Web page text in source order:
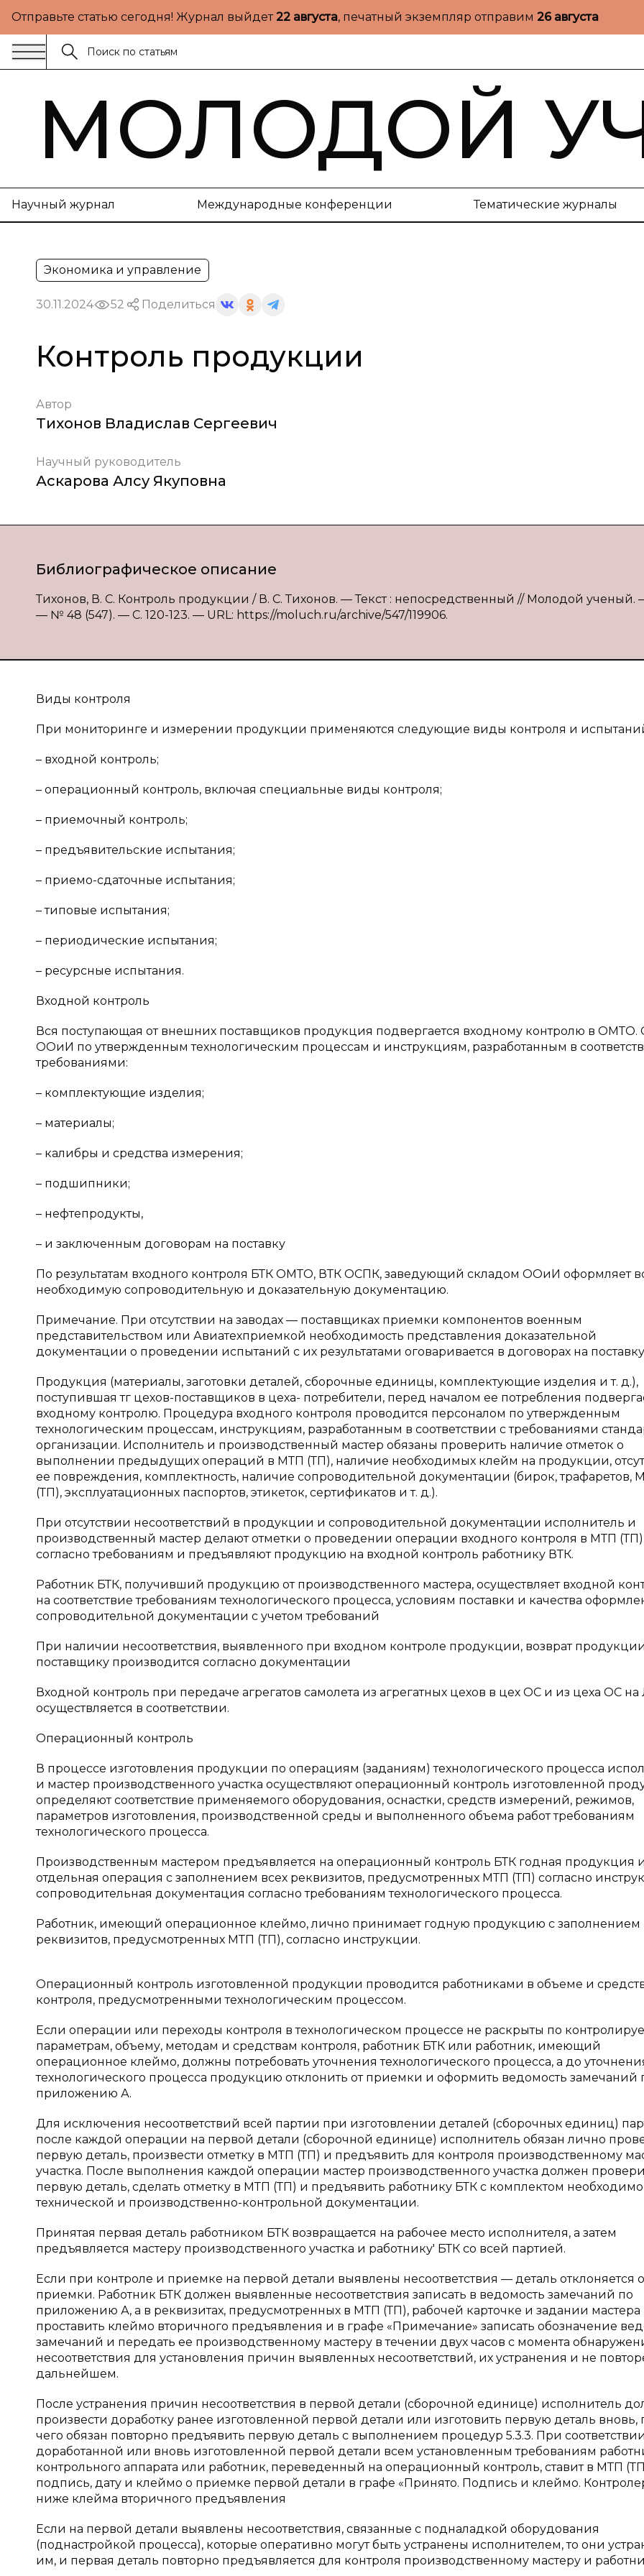
Отправьте статью сегодня! Журнал выйдет22 августа, печатный экземпляр отправим 26 августа
МОЛОДОЙ
Научный журнал Международные конференции Тематические журналы
Экономика и управление
30.11.2024 52 Поделиться
Контроль продукции
Автор
Тихонов Владислав Сергеевич
Научный руководитель
Аскарова Алсу Якуповна
Библиографическое описание
Тихонов, В. С. Контроль продукции / В. С. Тихонов. — Текст : непосредственный // Молодой ученый.
— № 48 (547). — С. 120-123. — URL: https://moluch.ru/archive/547/119906.
Виды контроля
При мониторинге и измерении продукции применяются следующие виды контроля и
– входной контроль;
– операционный контроль, включая специальные виды контроля;
– приемочный контроль;
– предъявительские испытания;
– приемо-сдаточные испытания;
– типовые испытания;
– периодические испытания;
– ресурсные испытания.
Входной контроль
Вся поступающая от внешних поставщиков продукция подвергается входному контролю в ОМТО.
ООиИ по утвержденным технологическим процессам и инструкциям, разработанным в
требованиями:
– комплектующие изделия;
– материалы;
– калибры и средства измерения;
– подшипники;
– нефтепродукты,
– и заключенным договорам на поставку
По результатам входного контроля БТК ОМТО, ВТК ОСПК, заведующий складом ООиИ оформляет
необходимую сопроводительную и доказательную документацию.
Примечание. При отсутствии на заводах — поставщиках приемки компонентов военным
представительством или Авиатехприемкой необходимость представления доказательной
документации о проведении испытаний с их результатами оговаривается в договорах на
Продукция (материалы, заготовки деталей, сборочные единицы, комплектующие изделия и т. д.),
поступившая тг цехов-поставщиков в цеха- потребители, перед началом ее потребления
входному контролю. Процедура входного контроля проводится персоналом по утвержденным
технологическим процессам, инструкциям, разработанным в соответствии с требованиями
организации. Исполнитель и производственный мастер обязаны проверить наличие отметок о
выполнении предыдущих операций в МТП (ТП), наличие необходимых клейм на продукции,
ее повреждения, комплектность, наличие сопроводительной документации (бирок, трафаретов,
(ТП), эксплуатационных паспортов, этикеток, сертификатов и т. д.).
При отсутствии несоответствий в продукции и сопроводительной документации исполнитель и
производственный мастер делают отметки о проведении операции входного контроля в МТП (ТП)
согласно требованиям и предъявляют продукцию на входной контроль работнику ВТК.
Работник БТК, получивший продукцию от производственного мастера, осуществляет входной
на соответствие требованиям технологического процесса, условиям поставки и качества
сопроводительной документации с учетом требований
При наличии несоответствия, выявленного при входном контроле продукции, возврат
поставщику производится согласно документации
Входной контроль при передаче агрегатов самолета из агрегатных цехов в цех ОС и из цеха ОС
осуществляется в соответствии.
Операционный контроль
В процессе изготовления продукции по операциям (заданиям) технологического процесса
и мастер производственного участка осуществляют операционный контроль изготовленной
определяют соответствие применяемого оборудования, оснастки, средств измерений, режимов,
параметров изготовления, производственной среды и выполненного объема работ требованиям
технологического процесса.
Производственным мастером предъявляется на операционный контроль БТК годная продукция
отдельная операция с заполнением всех реквизитов, предусмотренных МТП (ТП) согласно
сопроводительная документация согласно требованиям технологического процесса.
Работник, имеющий операционное клеймо, лично принимает годную продукцию с заполнением
реквизитов, предусмотренных МТП (ТП), согласно инструкции.
Операционный контроль изготовленной продукции проводится работниками в объеме и
контроля, предусмотренными технологическим процессом.
Если операции или переходы контроля в технологическом процессе не раскрыты по
параметрам, объему, методам и средствам контроля, работник БТК или работник, имеющий
операционное клеймо, должны потребовать уточнения технологического процесса, а до
технологического процесса продукцию отклонить от приемки и оформить ведомость замечаний
приложению А.
Для исключения несоответствий всей партии при изготовлении деталей (сборочных единиц)
после каждой операции на первой детали (сборочной единице) исполнитель обязан лично
первую деталь, произвести отметку в МТП (ТП) и предъявить для контроля производственному
участка. После выполнения каждой операции мастер производственного участка должен
первую деталь, сделать отметку в МТП (ТП) и предъявить работнику БТК с комплектом
технической и производственно-контрольной документации.
Принятая первая деталь работником БТК возвращается на рабочее место исполнителя, а затем
предъявляется мастеру производственного участка и работнику' БТК со всей партией.
Если при контроле и приемке на первой детали выявлены несоответствия — деталь отклоняется
приемки. Работник БТК должен выявленные несоответствия записать в ведомость замечаний по
приложению А, а в реквизитах, предусмотренных в МТП (ТП), рабочей карточке и задании мастера
проставить клеймо вторичного предъявления и в графе «Примечание» записать обозначение
замечаний и передать ее производственному мастеру в течении двух часов с момента
несоответствия для установления причин выявленных несоответствий, их устранения и не
дальнейшем.
После устранения причин несоответствия в первой детали (сборочной единице) исполнитель
произвести доработку ранее изготовленной первой детали или изготовить первую деталь вновь,
чего обязан повторно предъявить первую деталь с выполнением процедур 5.3.3. При
доработанной или вновь изготовленной первой детали всем установленным требованиям
контрольного аппарата или работник, переведенный на операционный контроль, ставит в МТП
подпись, дату и клеймо о приемке первой детали в графе «Принято. Подпись и клеймо.
ниже клейма вторичного предъявления
Если на первой детали выявлены несоответствия, связанные с подналадкой оборудования
(поднастройкой процесса), которые оперативно могут быть устранены исполнителем, то они
им, и первая деталь повторно предъявляется для контроля производственному мастеру и